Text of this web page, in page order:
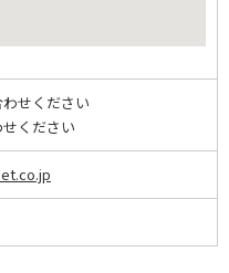
せください
ください